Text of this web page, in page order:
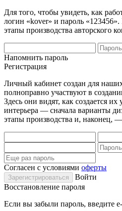
Для того, чтобы увидеть, как
логин «kover» и пароль
этапы производства авторского
Напомнить пароль
Регистрация
Личный кабинет создан для
полноправно участвуют в
Здесь они видят, как создается
интерьера — сначала варианты
этапы производства и, наконец,
Согласен с условиями оферты
Войти
Восстановление пароля
Если вы забыли пароль, введите